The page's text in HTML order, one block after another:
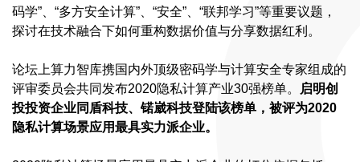
码学”、“多方安全计算”、“安全”、“联邦学习”等重要议题，
探讨在技术融合下如何重构数据价值与分享数据红利。
论坛上算力智库携国内外顶级密码学与计算安全专家组成的
评审委员会共同发布2020隐私计算产业30强榜单。
启明创
投投资企业同盾科技、锘崴科技登陆该榜单，被评为2020
隐私计算场景应用最具实力派企业。